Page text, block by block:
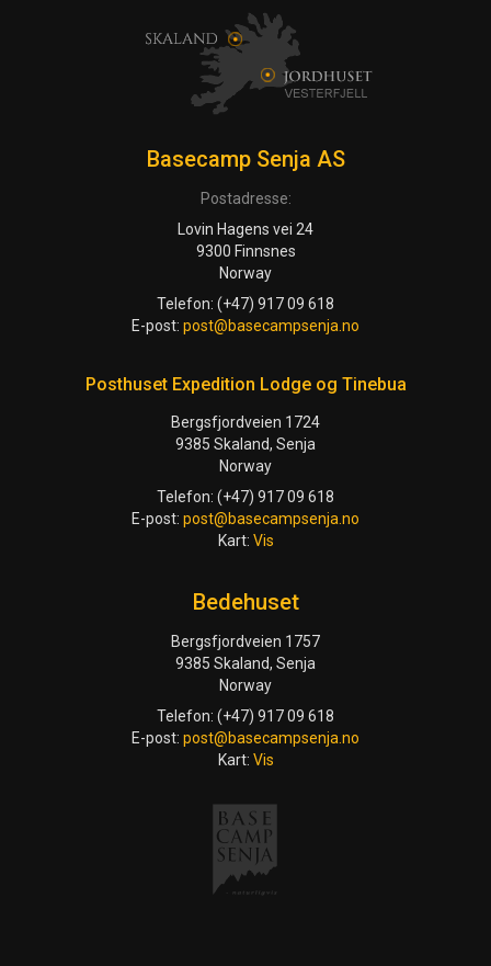
Basecamp Senja AS
Postadresse:
Lovin Hagens vei 24
9300 Finnsnes
Norway
Telefon: (+47) 917 09 618
E-post: post@basecampsenja.no
Posthuset Expedition Lodge og Tinebua
Bergsfjordveien 1724
9385 Skaland, Senja
Norway
Telefon: (+47) 917 09 618
E-post: post@basecampsenja.no
Kart: Vis
Bedehuset
Bergsfjordveien 1757
9385 Skaland, Senja
Norway
Telefon: (+47) 917 09 618
E-post: post@basecampsenja.no
Kart: Vis